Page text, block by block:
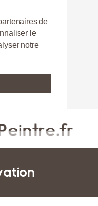
de
le
notre